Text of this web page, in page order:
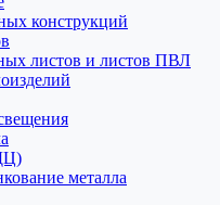
конструкций
листов и листов ПВЛ
металла